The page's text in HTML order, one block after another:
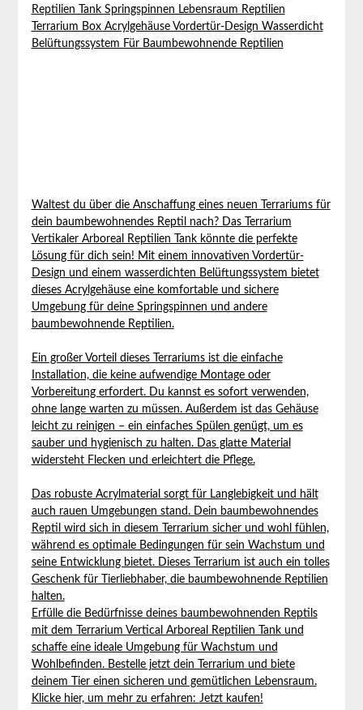
Reptilien Tank Springspinnen Lebensraum Reptilien
Terrarium Box Acrylgehäuse Vordertür-Design Wasserdicht
Belüftungssystem Für Baumbewohnende Reptilien
Waltest du über die Anschaffung eines neuen Terrariums für
dein baumbewohnendes Reptil nach? Das Terrarium
Vertikaler Arboreal Reptilien Tank könnte die perfekte
Lösung für dich sein! Mit einem innovativen Vordertür-
Design und einem wasserdichten Belüftungssystem bietet
dieses Acrylgehäuse eine komfortable und sichere
Umgebung für deine Springspinnen und andere
baumbewohnende Reptilien.
Ein großer Vorteil dieses Terrariums ist die einfache
Installation, die keine aufwendige Montage oder
Vorbereitung erfordert. Du kannst es sofort verwenden,
ohne lange warten zu müssen. Außerdem ist das Gehäuse
leicht zu reinigen – ein einfaches Spülen genügt, um es
sauber und hygienisch zu halten. Das glatte Material
widersteht Flecken und erleichtert die Pflege.
Das robuste Acrylmaterial sorgt für Langlebigkeit und hält
auch rauen Umgebungen stand. Dein baumbewohnendes
Reptil wird sich in diesem Terrarium sicher und wohl fühlen,
während es optimale Bedingungen für sein Wachstum und
seine Entwicklung bietet. Dieses Terrarium ist auch ein tolles
Geschenk für Tierliebhaber, die baumbewohnende Reptilien
halten.
Erfülle die Bedürfnisse deines baumbewohnenden Reptils
mit dem Terrarium Vertical Arboreal Reptilien Tank und
schaffe eine ideale Umgebung für Wachstum und
Wohlbefinden. Bestelle jetzt dein Terrarium und biete
deinem Tier einen sicheren und gemütlichen Lebensraum.
Klicke hier, um mehr zu erfahren: Jetzt kaufen!